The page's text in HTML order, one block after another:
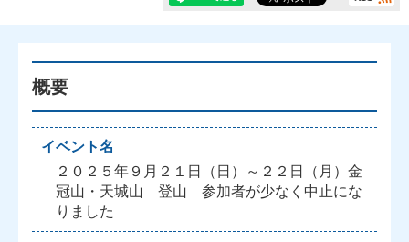
概要
イベント名
２０２５年９月２１日（日）～２２日（月）金
冠山・天城山 登山 参加者が少なく中止にな
りました